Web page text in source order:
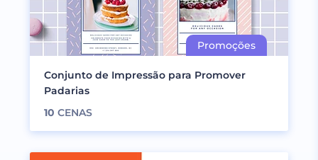
Conjunto de Impressão para Promover
Padarias
10 CENAS